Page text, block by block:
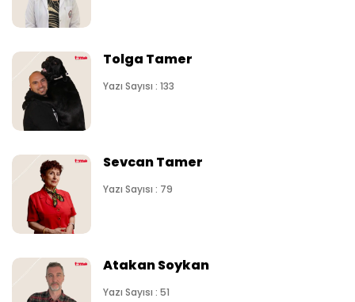
Tolga Tamer
Yazı Sayısı : 133
Sevcan Tamer
Yazı Sayısı : 79
Atakan Soykan
Yazı Sayısı : 51